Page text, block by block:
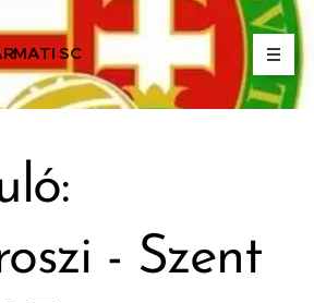
SC
SPORT CLUB
- Szent